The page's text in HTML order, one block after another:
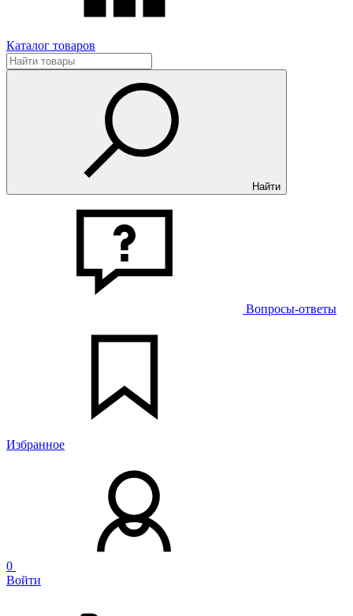
Каталог товаров
Найти
Вопросы-ответы
Избранное
0
Войти